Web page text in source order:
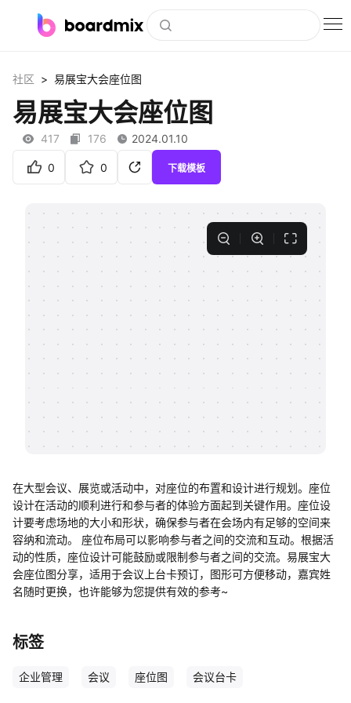
社区资源
下载
客户案例
支持
知识分享社区
社区 > 易展宝大会座位图
易展宝大会座位图
417 176 2024.01.10
0 0 下载模板
在大型会议、展览或活动中，对座位的布置和设计进行规划。座位
设计在活动的顺利进行和参与者的体验方面起到关键作用。座位设
计要考虑场地的大小和形状，确保参与者在会场内有足够的空间来
容纳和流动。 座位布局可以影响参与者之间的交流和互动。根据活
动的性质，座位设计可能鼓励或限制参与者之间的交流。易展宝大
会座位图分享，适用于会议上台卡预订，图形可方便移动，嘉宾姓
名随时更换，也许能够为您提供有效的参考~
标签
企业管理 会议 座位图 会议台卡